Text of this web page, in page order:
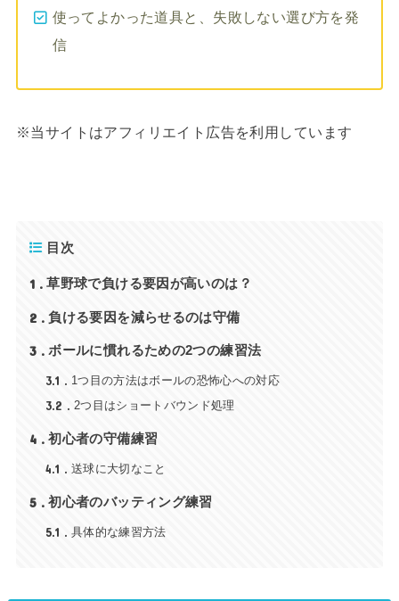
使ってよかった道具と、失敗しない選び方を発
信
※当サイトはアフィリエイト広告を利用しています
目次
1 草野球で負ける要因が高いのは？
2 負ける要因を減らせるのは守備
3 ボールに慣れるための2つの練習法
3.1 1つ目の方法はボールの恐怖心への対応
3.2 2つ目はショートバウンド処理
4 初心者の守備練習
4.1 送球に大切なこと
5 初心者のバッティング練習
5.1 具体的な練習方法